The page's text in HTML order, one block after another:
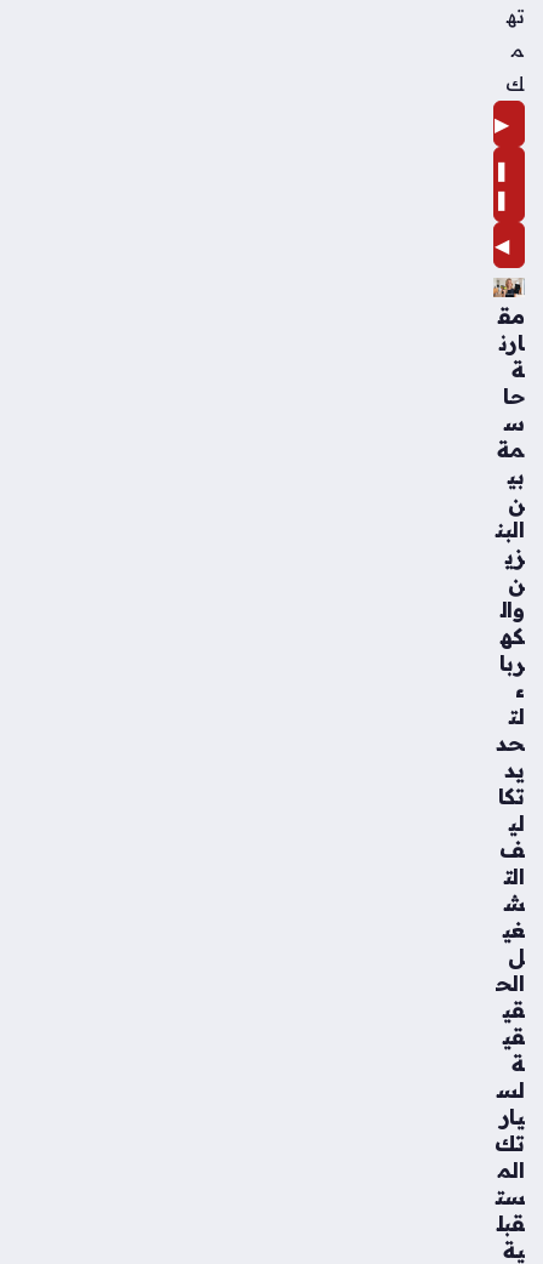
ته
م
ك
▶
❚
❚
◀
مق
ارن
ة
حا
س
مة
بي
ن
البن
زي
ن
وال
كه
ربا
ء
لت
حد
يد
تكا
لي
ف
الت
ش
غي
ل
الح
قي
قي
ة
لس
يار
تك
الم
ست
قبل
ية